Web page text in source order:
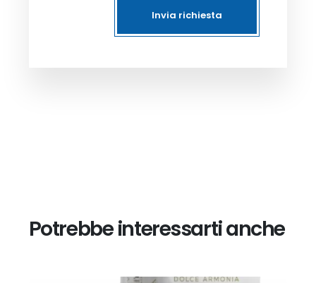
Invia richiesta
Potrebbe interessarti anche